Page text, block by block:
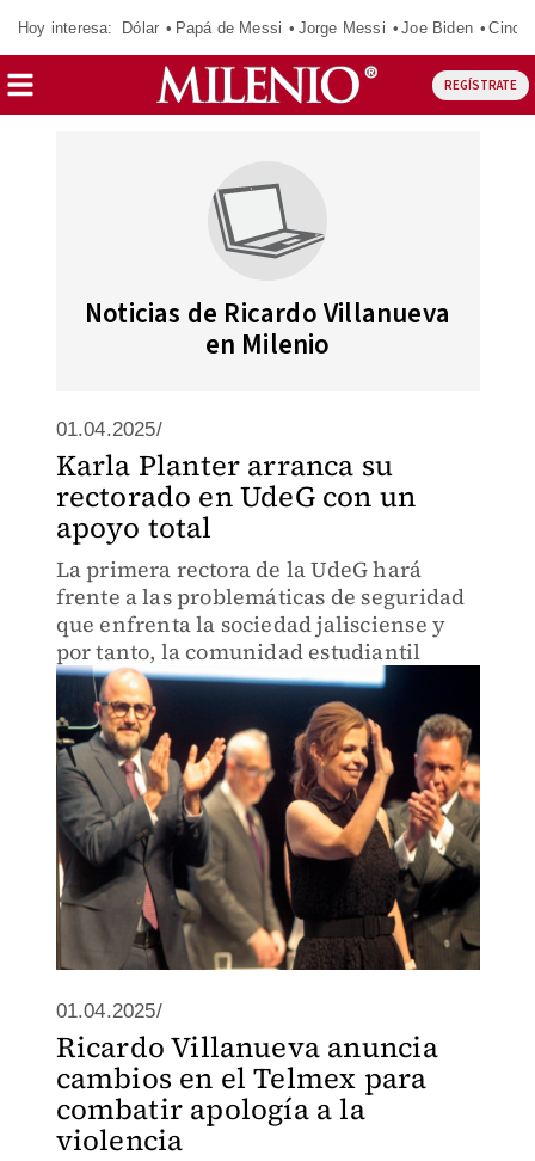
Hoy interesa: Dólar Papá de Messi Jorge Messi Joe Biden
REGÍSTRATE
Noticias de Ricardo Villanueva
en Milenio
01.04.2025/
Karla Planter arranca su
rectorado en UdeG con un
apoyo total
La primera rectora de la UdeG hará
frente a las problemáticas de seguridad
que enfrenta la sociedad jalisciense y
por tanto, la comunidad estudiantil
01.04.2025/
Ricardo Villanueva anuncia
cambios en el Telmex para
combatir apología a la
violencia